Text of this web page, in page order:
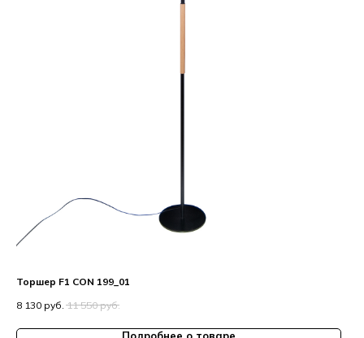
Торшер F1 CON 199_01
8 130 руб. 11 550 руб.